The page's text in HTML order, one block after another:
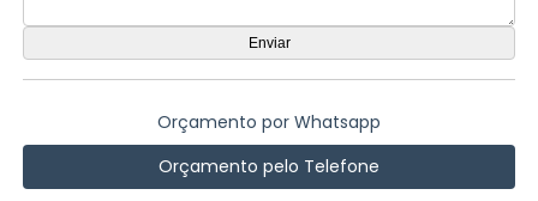
Orçamento por Whatsapp
Orçamento pelo Telefone